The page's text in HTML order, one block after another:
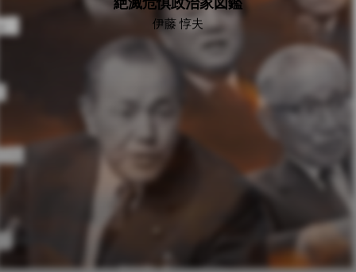
絶滅危惧政治家図鑑
伊藤 惇夫
かつては対峙しているだけで、知らずに「風圧」を感じさせ
そこには、どんな社会背景があったのか。